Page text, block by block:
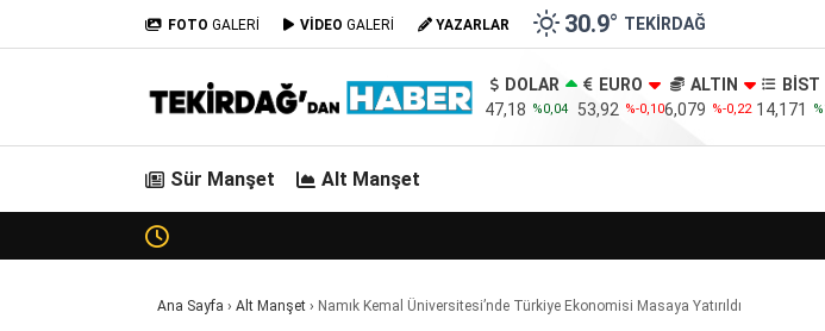
FOTO GALERİ VİDEO GALERİ YAZARLAR 30.9° TEKIRDAĞ
DOLAR
47,18 %0,04
EURO
53,92 %-0,10
ALTIN
6,079 %-0,22
BİST
14,171
Sür Manşet Alt Manşet
Ana Sayfa › Alt Manşet › Namık Kemal Üniversitesi’nde Türkiye Ekonomisi Masaya Yatırıldı